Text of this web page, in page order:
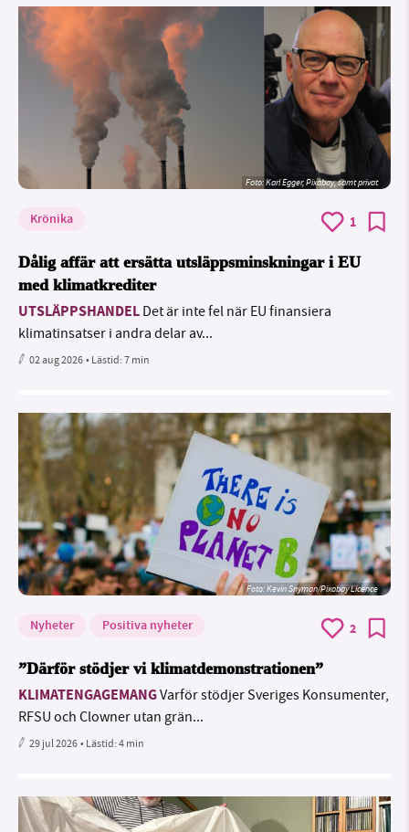
Foto:Karl Egger, Pixabay, samt privat
Krönika 1
Dålig affär att ersätta utsläppsminskningar i EU
med klimatkrediter
UTSLÄPPSHANDEL Det är inte fel när EU finansiera
klimatinsatser i andra delar av...
02 aug 2026• Lästid:7 min
Foto:Kevin Snyman/Pixabay Licence
Nyheter Positiva nyheter 2
”Därför stödjer vi klimatdemonstrationen”
KLIMATENGAGEMANGVarför stödjer Sveriges Konsumenter,
RFSU och Clowner utan grän...
29 jul 2026• Lästid:4 min